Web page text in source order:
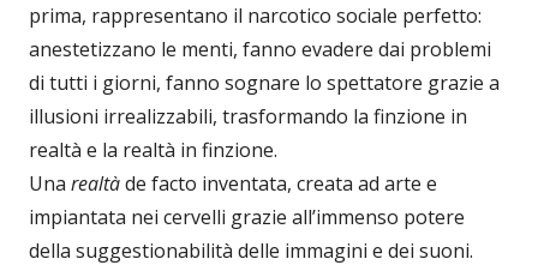
prima, rappresentano il narcotico sociale perfetto:
anestetizzano le menti, fanno evadere dai problemi
di tutti i giorni, fanno sognare lo spettatore grazie a
illusioni irrealizzabili, trasformando la finzione in
realtà e la realtà in finzione.
Una realtàde facto inventata, creata ad arte e
impiantata nei cervelli grazie all’immenso potere
della suggestionabilità delle immagini e dei suoni.